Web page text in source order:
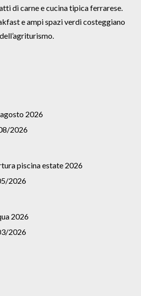
di carne e cucina tipica ferrarese.
e ampi spazi verdi costeggiano
2026
2026
piscina estate 2026
2026
2026
2026